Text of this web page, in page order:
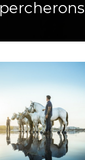
percherons